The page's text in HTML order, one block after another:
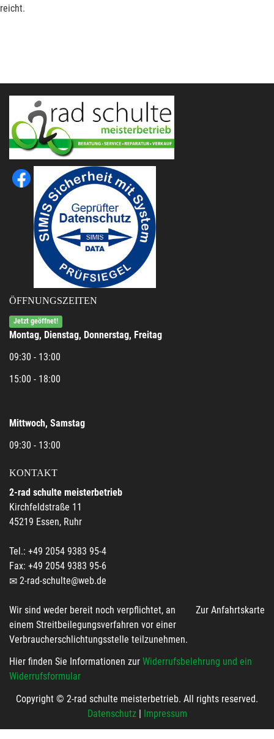
reicht.
ÖFFNUNGSZEITEN
Jetzt geöffnet!
Montag, Dienstag, Donnerstag, Freitag
09:30 - 13:00
15:00 - 18:00
Mittwoch, Samstag
09:30 - 13:00
KONTAKT
2-rad schulte meisterbetrieb
Kirchfeldstraße 11
45219 Essen, Ruhr
Tel.: +49 2054 9383 95-4
Fax: +49 2054 9383 95-6
2-rad-schulte@web.de
Zur Anfahrtskarte
Wir sind weder bereit noch verpflichtet, an
einem Streitbeilegungsverfahren vor einer
Verbraucherschlichtungsstelle teilzunehmen.
Hier finden Sie Informationen zur Widerrufsbelehrung und ein
Widerrufsformular
Copyright © 2-rad schulte meisterbetrieb. All rights reserved.
Datenschutz| Impressum